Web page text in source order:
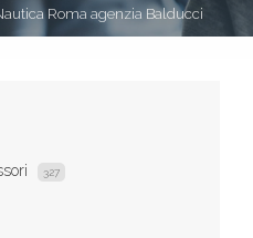
Roma agenzia Balducci
327